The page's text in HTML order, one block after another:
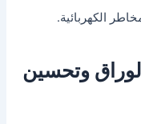
الكهربائية.
وتحسين